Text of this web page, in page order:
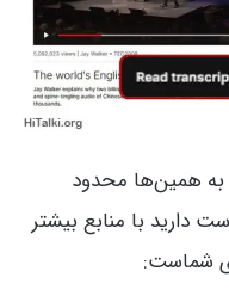
به همین‌ها محدود
دارید با منابع بیشتر
شماست: